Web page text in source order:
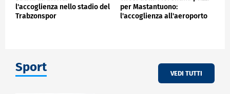
l'accoglienza nello stadio del
Trabzonspor
per Mastantuono:
l'accoglienza all'aeroporto
Sport VEDI TUTTI